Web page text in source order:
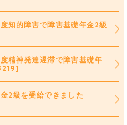
知的障害で障害基礎年金2級
精神発達遅滞で障害基礎年
2級を受給できました